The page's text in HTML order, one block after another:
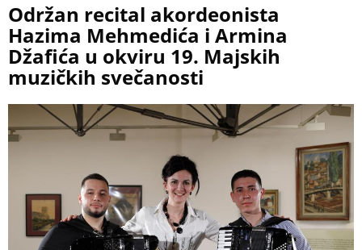
Održan recital akordeonista
Hazima Mehmedića i Armina
Džafića u okviru 19. Majskih
muzičkih svečanosti